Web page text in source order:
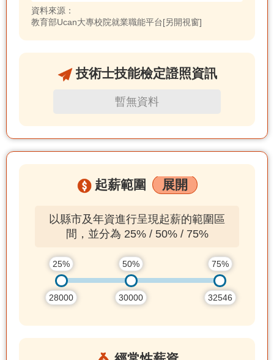
資料來源：
教育部Ucan大專校院就業職能平台[另開視窗]
技術士技能檢定證照資訊
暫無資料
起薪範圍 展開
以縣市及年資進行呈現起薪的範圍區
間，並分為 25% / 50% / 75%
25%
28000
50%
30000
75%
32546